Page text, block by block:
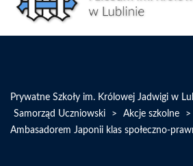
Prywatne Szkoły im. Królowej Jadwigi w
Samorząd Uczniowski
> Akcje szkolne >
Ambasadorem Japonii klas społeczno-